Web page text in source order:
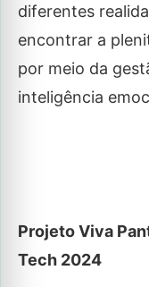
diferentes
encontrar a
por meio da
inteligência
Projeto Viva
Tech 2024